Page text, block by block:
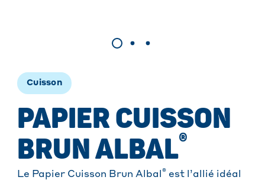
Cuisson
PAPIER CUISSON
BRUN ALBAL®
Le Papier Cuisson Brun Albal ® est l’allié idéal